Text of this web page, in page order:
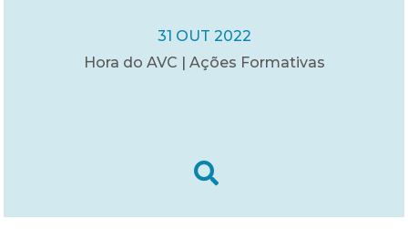
31 OUT 2022
Hora do AVC | Ações Formativas